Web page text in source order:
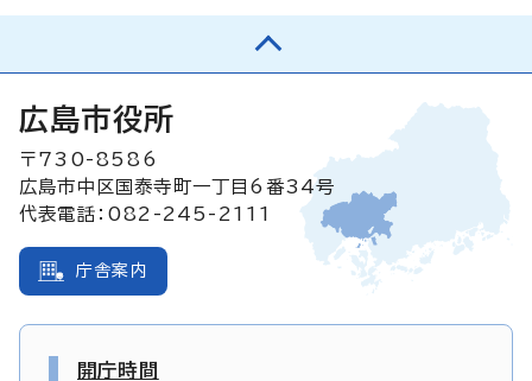
広島市役所
〒730-8586
広島市中区国泰寺町一丁目6番34号
代表電話：082-245-2111
庁舎案内
開庁時間